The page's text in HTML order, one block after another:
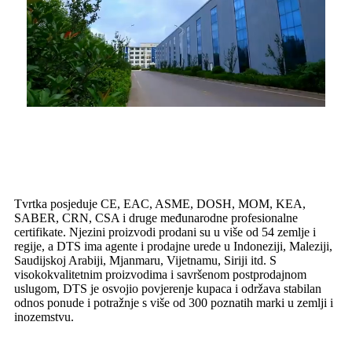
Tvrtka posjeduje CE, EAC, ASME, DOSH, MOM, KEA,
SABER, CRN, CSA i druge međunarodne profesionalne
certifikate. Njezini proizvodi prodani su u više od 54 zemlje i
regije, a DTS ima agente i prodajne urede u Indoneziji, Maleziji,
Saudijskoj Arabiji, Mjanmaru, Vijetnamu, Siriji itd. S
visokokvalitetnim proizvodima i savršenom postprodajnom
uslugom, DTS je osvojio povjerenje kupaca i održava stabilan
odnos ponude i potražnje s više od 300 poznatih marki u zemlji i
inozemstvu.